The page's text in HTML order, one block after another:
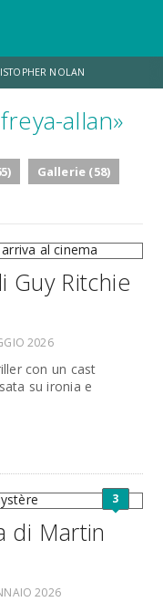
NOLAN
TRAMELL TILLMAN
allan»
Gallerie (58)
Guy Ritchie
2026
con un cast
su ironia e
3
di Martin
2026